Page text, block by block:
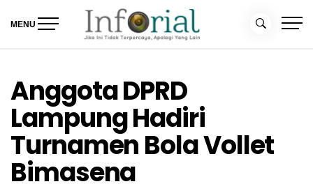
MENU
Anggota DPRD
Lampung Hadiri
Turnamen Bola Vollet
Bimasena